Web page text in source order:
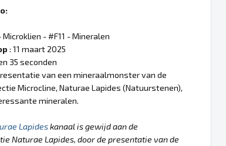
Microklien - #F11 - Mineralen
: 11 maart 2025
35 seconden
van een mineraalmonster van de
Microcline, Naturae Lapides (Natuurstenen),
mineralen.
Lapideskanaal is gewijd aan de
Naturae Lapides, door de presentatie van de